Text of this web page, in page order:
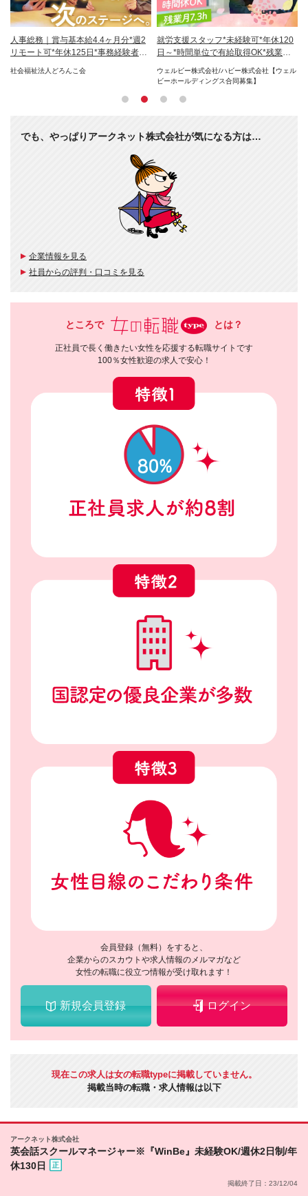
人事総務｜賞与基本給4.4ヶ月分*週2
リモート可*年休125日*事務経験者優
遇
社会福祉法人どろんこ会
就労支援スタッフ*未経験可*年休120
日～*時間単位で有給取得OK*残業ほ
ウェルビー株式会社/ハビー株式会社【ウェル
ビーホールディングス合同募集】
でも、やっぱりアークネット株式会社が気になる方は…
企業情報を見る
社員からの評判・口コミを見る
ところで とは？
正社員で長く働きたい女性を応援する転職サイトです
100％女性歓迎の求人で安心！
会員登録（無料）をすると、
企業からのスカウトや求人情報のメルマガなど
女性の転職に役立つ情報が受け取れます！
新規会員登録 ログイン
現在この求人は女の転職typeに掲載していません。
掲載当時の転職・求人情報は以下
アークネット株式会社
英会話スクールマネージャー※『WinBe』未経験OK/週休2日制/年
休130日
掲載終了日：23/12/04